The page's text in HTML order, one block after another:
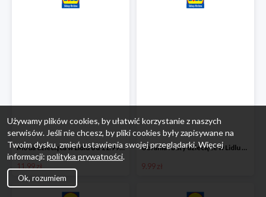
Moda dziecięca w Lidlu od 11.99 zł
11.99 zł
Ubrania i buty dziecięce w Lidlu Online od 9,99 zł
9.99 zł
Używamy plików cookies, by ułatwić korzystanie z naszych
serwisów. Jeśli nie chcesz, by pliki cookies były zapisywane na
Twoim dysku, zmień ustawienia swojej przeglądarki. Więcej
informacji: polityka prywatności.
Ok, rozumiem